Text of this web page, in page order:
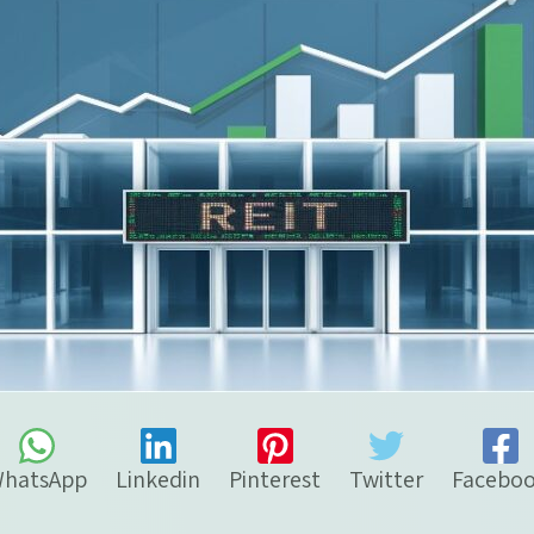
Twitter
Pinterest
Linkedin